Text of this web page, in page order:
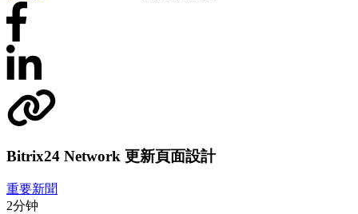
Bitrix24 Network 更新頁面設計
重要新聞
2分钟